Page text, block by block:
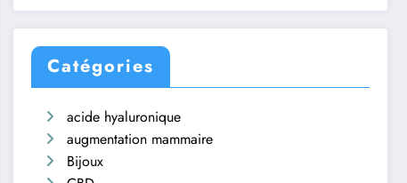
Catégories
acide hyaluronique
augmentation mammaire
Bijoux